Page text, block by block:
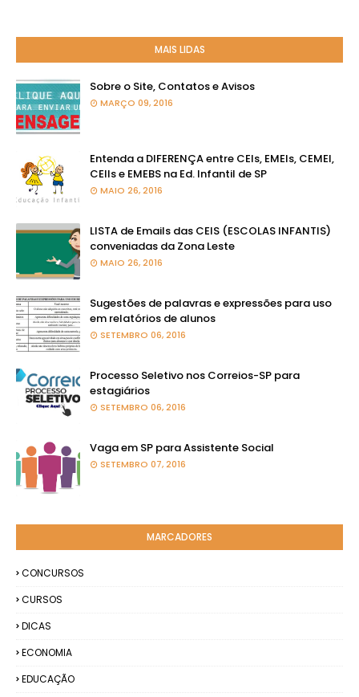
MAIS LIDAS
Sobre o Site, Contatos e Avisos
MARÇO 09, 2016
Entenda a DIFERENÇA entre CEIs, EMEIs, CEMEI,
CEIIs e EMEBS na Ed. Infantil de SP
MAIO 26, 2016
LISTA de Emails das CEIS (ESCOLAS INFANTIS)
conveniadas da Zona Leste
MAIO 26, 2016
Sugestões de palavras e expressões para uso
em relatórios de alunos
SETEMBRO 06, 2016
Processo Seletivo nos Correios-SP para
estagiários
SETEMBRO 06, 2016
Vaga em SP para Assistente Social
SETEMBRO 07, 2016
MARCADORES
CONCURSOS
CURSOS
DICAS
ECONOMIA
EDUCAÇÃO